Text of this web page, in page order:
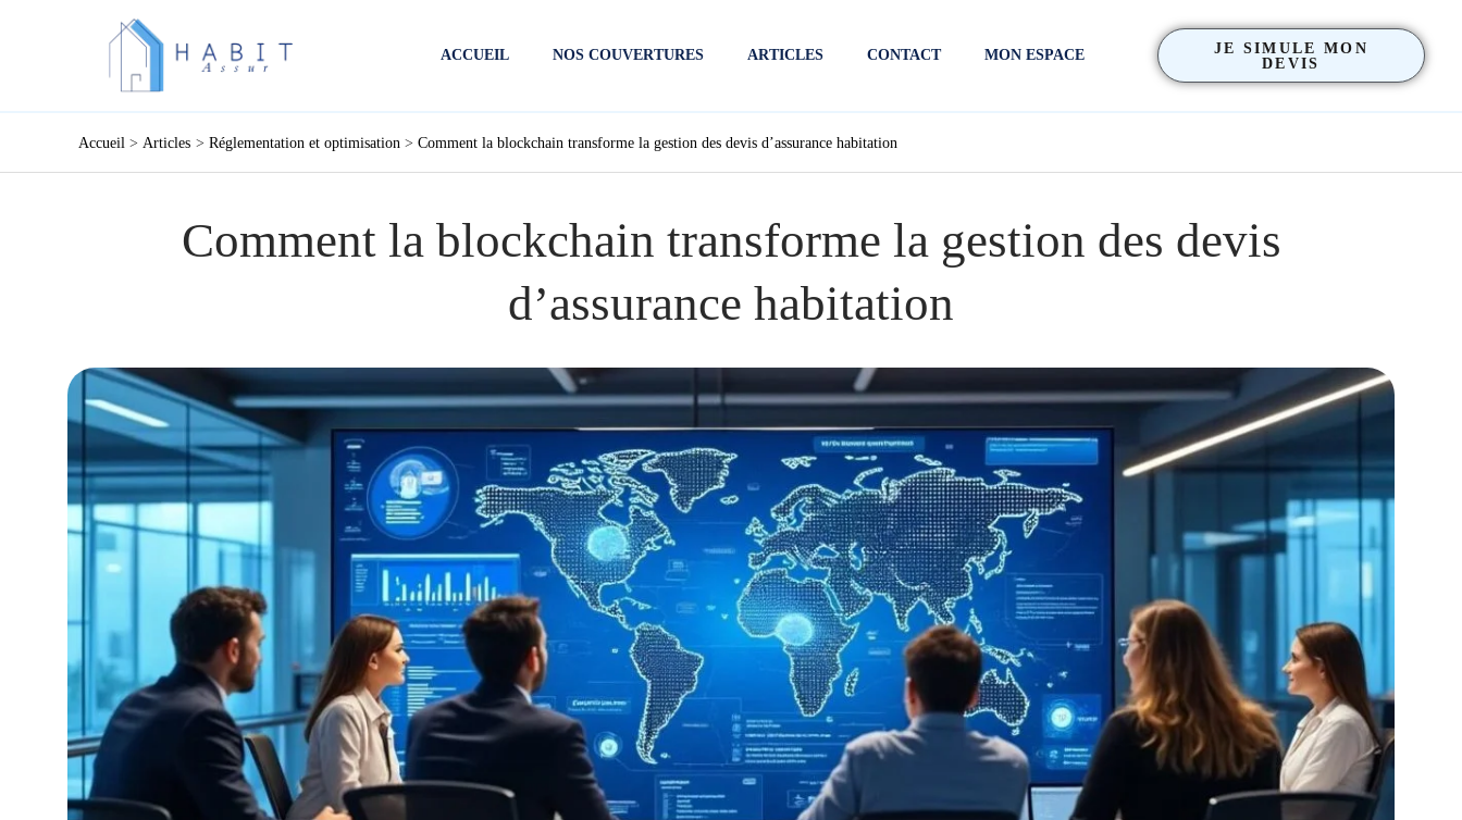
ACCUEIL NOS COUVERTURES ARTICLES CONTACT MON ESPACE
JE SIMULE MON
DEVIS
Accueil Articles Réglementation et optimisation Comment la blockchain transforme la gestion des devis d’assurance habitation
Comment la blockchain transforme la gestion des devis
d’assurance habitation